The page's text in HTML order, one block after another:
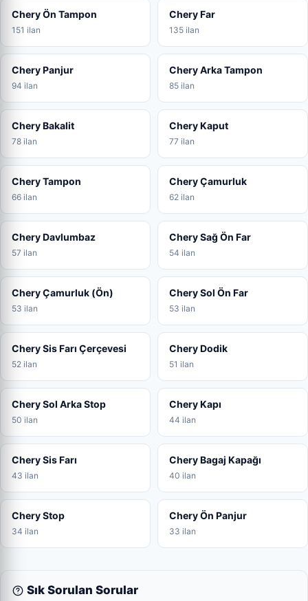
Chery Ön Tampon
151 ilan
Chery Far
135 ilan
Chery Panjur
94 ilan
Chery Arka Tampon
85 ilan
Chery Bakalit
78 ilan
Chery Kaput
77 ilan
Chery Tampon
66 ilan
Chery Çamurluk
62 ilan
Chery Davlumbaz
57 ilan
Chery Sağ Ön Far
54 ilan
Chery Çamurluk (Ön)
53 ilan
Chery Sol Ön Far
53 ilan
Chery Sis Farı Çerçevesi
52 ilan
Chery Dodik
51 ilan
Chery Sol Arka Stop
50 ilan
Chery Kapı
44 ilan
Chery Sis Farı
43 ilan
Chery Bagaj Kapağı
40 ilan
Chery Stop
34 ilan
Chery Ön Panjur
33 ilan
Sık Sorulan Sorular